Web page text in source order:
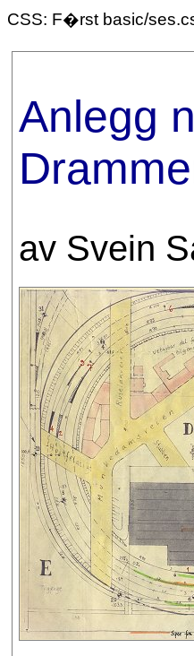
CSS: F�rst basic/
Anlegg
av Svein